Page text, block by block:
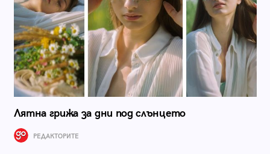
Лятна грижа за дни под слънцето
РЕДАКТОРИТЕ